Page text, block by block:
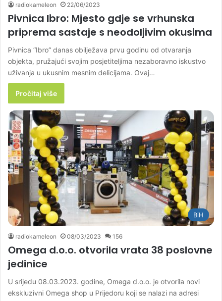
radiokameleon 22/06/2023
Pivnica Ibro: Mjesto gdje se vrhunska
priprema sastaje s neodoljivim okusima
Pivnica “Ibro” danas obilježava prvu godinu od otvaranja
objekta, pružajući svojim posjetiteljima nezaboravno iskustvo
uživanja u ukusnim mesnim delicijama. Ovaj…
Pročitaj više
BiH
radiokameleon 08/03/2023 156
Omega d.o.o. otvorila vrata 38 poslovne
jedinice
U srijedu 08.03.2023. godine, Omega d.o.o. je otvorila novi
ekskluzivni Omega shop u Prijedoru koji se nalazi na adresi